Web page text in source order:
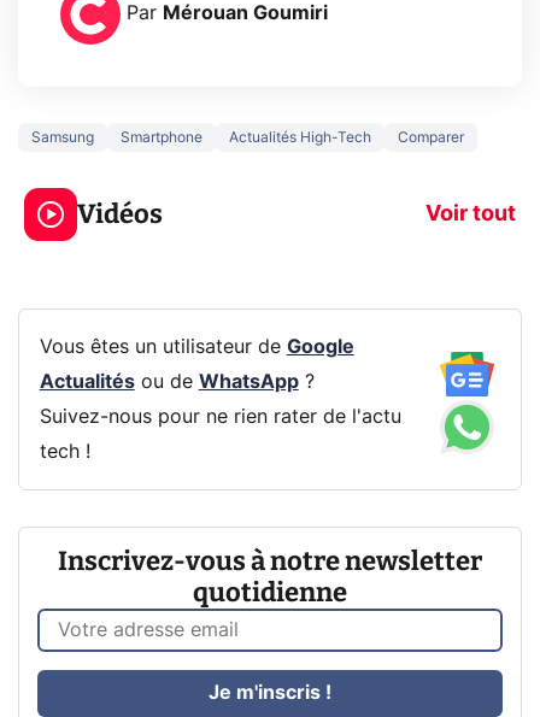
Par Mérouan Goumiri
Samsung Smartphone Actualités High-Tech Comparer
Vidéos Voir tout
3 écrans en 1 pour
319€ ? Voici L'AOC
CQ32G4ZA !
5
prochaine
Vous êtes un utilisateur de Google
Actualitésou de WhatsApp?
Suivez-nous pour ne rien rater de l'actu
tech !
Inscrivez-vous à notre newsletter
quotidienne
Je m'inscris !